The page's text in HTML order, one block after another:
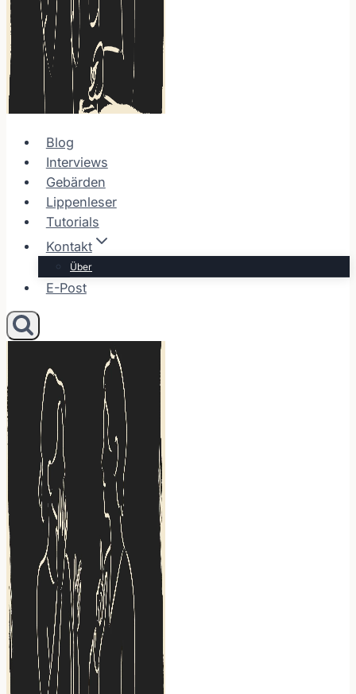
Blog
Interviews
Gebärden
Lippenleser
Tutorials
Kontakt
Über
E-Post